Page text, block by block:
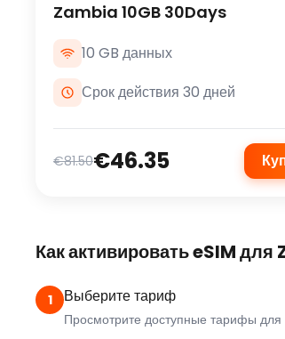
Zambia 10GB 30Days
10 GB данных
Срок действия 30 дней
€81.50€46.35
Как активировать eSIM
1 Выберите тариф
Просмотрите доступные тарифы